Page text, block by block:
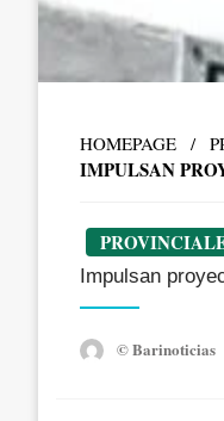
HOMEPAGE
IMPULSAN
Impulsan
© Barinoticias